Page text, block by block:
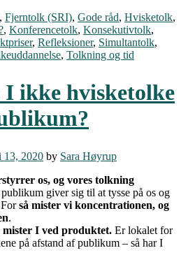
, Fjerntolk (SRI), Gode råd, Hvisketolk,
, Konferencetolk, Konsekutivtolk,
, Refleksioner, Simultantolk,
, Tolkning og tid
ikke hvisketolke
13, 2020 by Sara Høyrup
os, og vores tolkning
giver sig til at tysse på os og
så mister vi koncentrationen, og
.
mister I ved produktet. Er lokalet for
på afstand af publikum – så har I